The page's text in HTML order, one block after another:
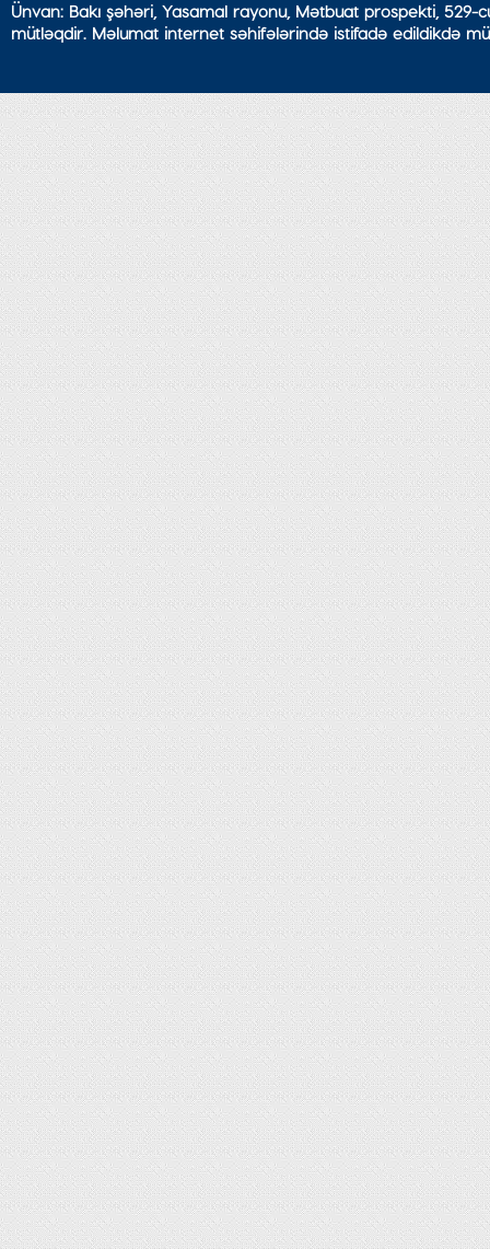
Ünvan: Bakı şəhəri, Yasamal rayonu, Mətbuat prospekti,
mütləqdir. Məlumat internet səhifələrində istifadə edildikdə